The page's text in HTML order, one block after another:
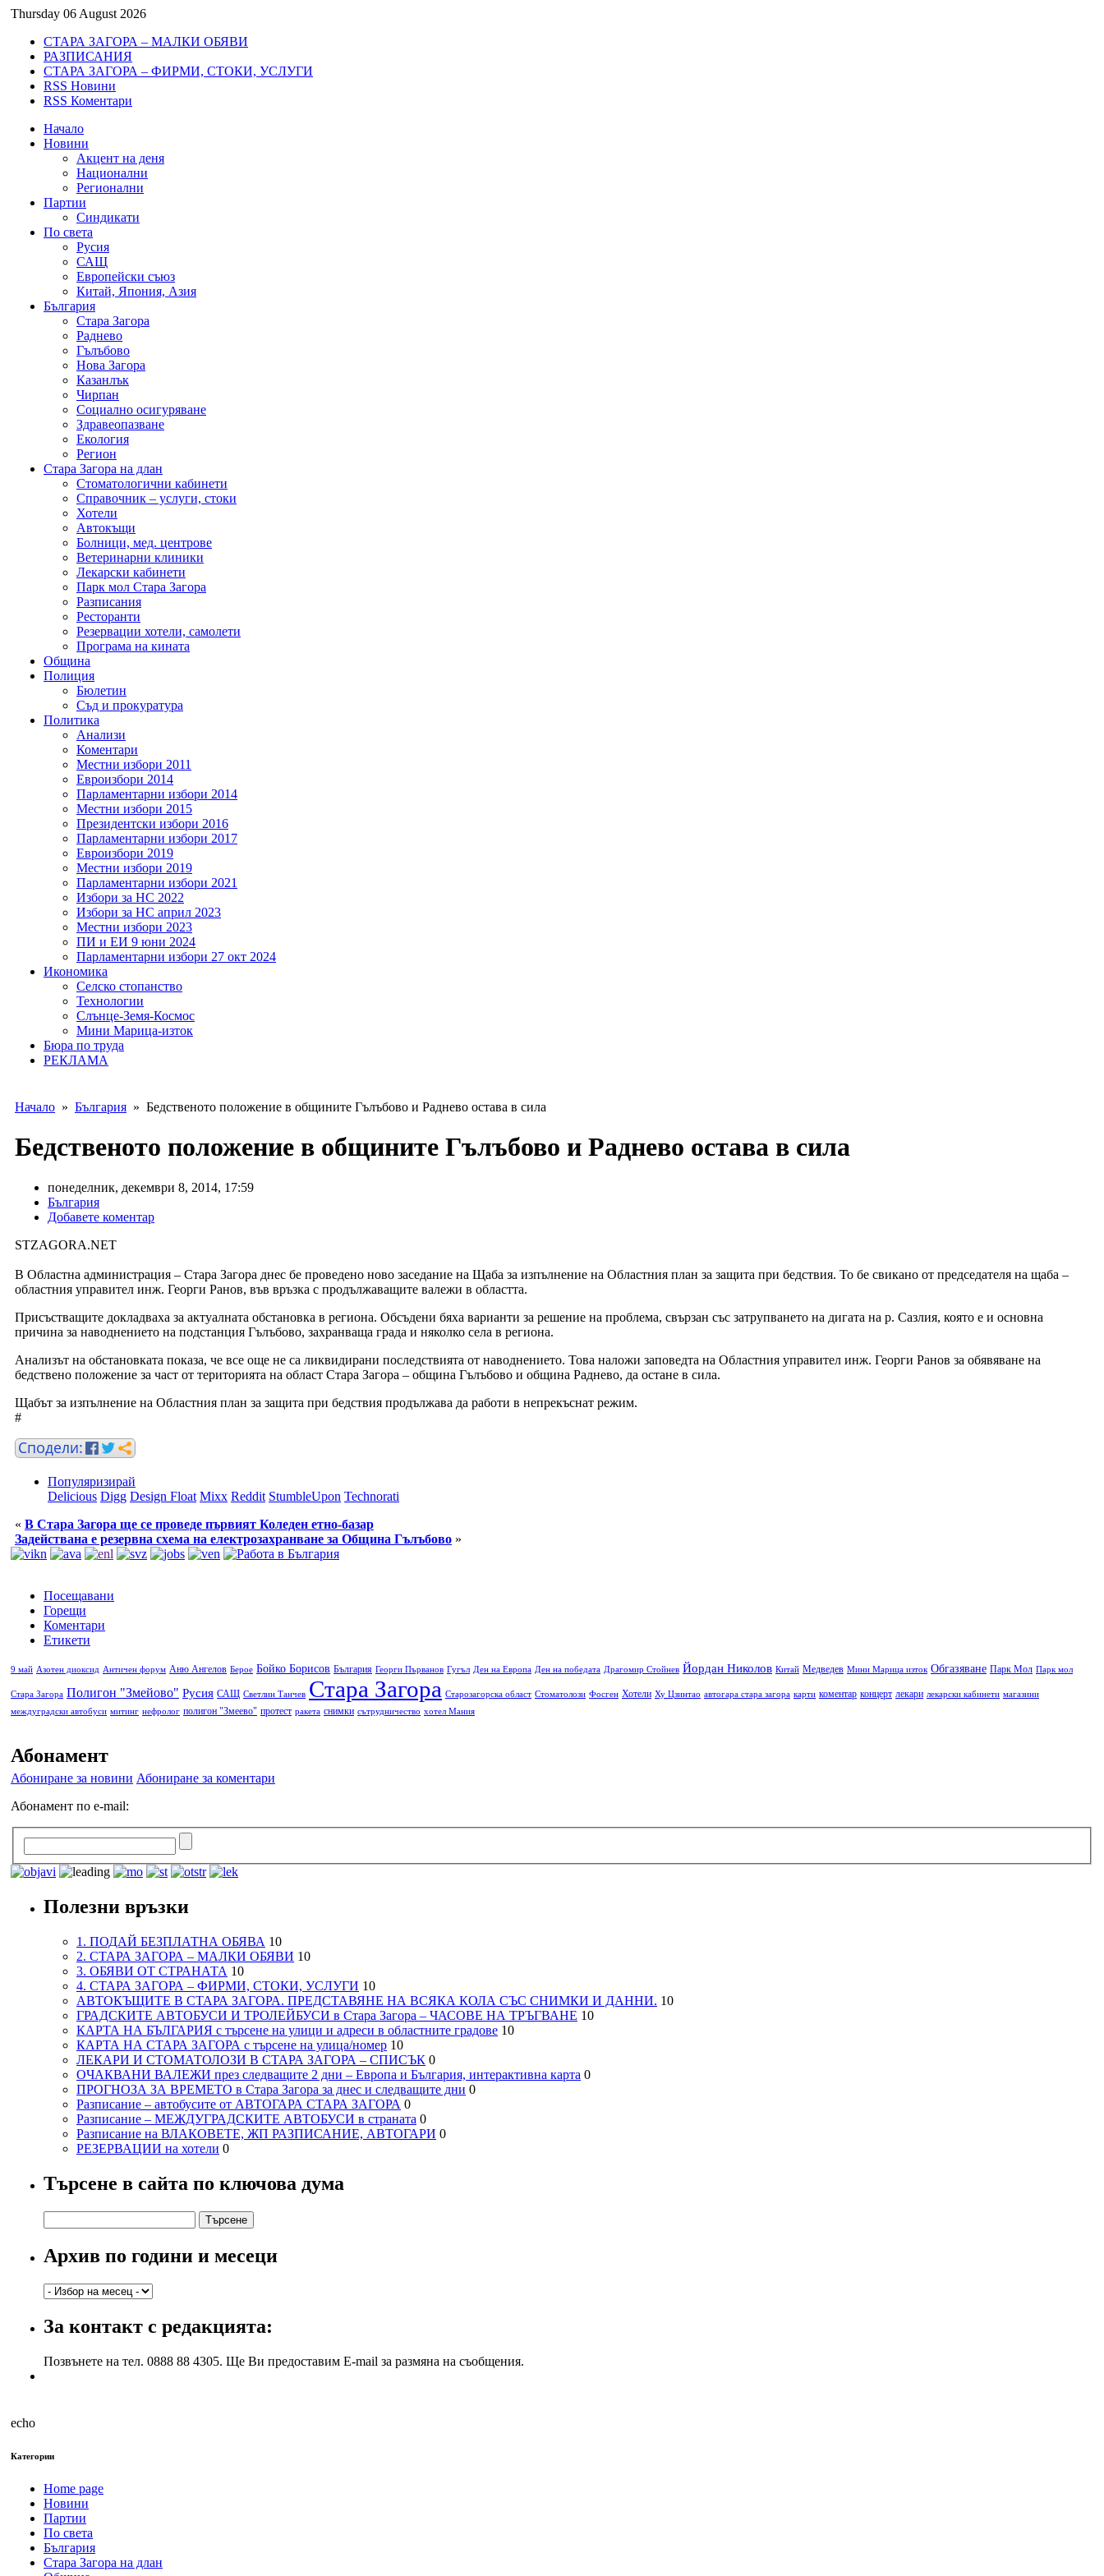
Thursday 06 August 2026
СТАРА ЗАГОРА – МАЛКИ ОБЯВИ
РАЗПИСАНИЯ
СТАРА ЗАГОРА – ФИРМИ, СТОКИ, УСЛУГИ
RSS Новини
RSS Коментари
Начало
Новини
Акцент на деня
Национални
Регионални
Партии
Синдикати
По света
Русия
САЩ
Европейски съюз
Китай, Япония, Азия
България
Стара Загора
Раднево
Гълъбово
Нова Загора
Казанлък
Чирпан
Социално осигуряване
Здравеопазване
Екология
Регион
Стара Загора на длан
Стоматологични кабинети
Справочник – услуги, стоки
Хотели
Автокъщи
Болници, мед. центрове
Ветеринарни клиники
Лекарски кабинети
Парк мол Стара Загора
Разписания
Ресторанти
Резервации хотели, самолети
Програма на кината
Община
Полиция
Бюлетин
Съд и прокуратура
Политика
Анализи
Коментари
Местни избори 2011
Евроизбори 2014
Парламентарни избори 2014
Местни избори 2015
Президентски избори 2016
Парламентарни избори 2017
Евроизбори 2019
Местни избори 2019
Парламентарни избори 2021
Избори за НС 2022
Избори за НС април 2023
Местни избори 2023
ПИ и ЕИ 9 юни 2024
Парламентарни избори 27 окт 2024
Икономика
Селско стопанство
Технологии
Слънце-Земя-Космос
Мини Марица-изток
Бюра по труда
РЕКЛАМА
Начало » България » Бедственото положение в общините Гълъбово и Раднево остава в сила
Бедственото положение в общините Гълъбово и Раднево остава в сила
понеделник, декември 8, 2014, 17:59
България
Добавете коментар
STZAGORA.NEТ
В Областна администрация – Стара Загора днес бе проведено ново заседание на Щаба за изпълнение на Областния план за защита при бедствия. То бе свикано от председателя на щаба –
областния управител инж. Георги Ранов, във връзка с продължаващите валежи в областта.
Присъстващите докладваха за актуалната обстановка в региона. Обсъдени бяха варианти за решение на проблема, свързан със затрупването на дигата на р. Сазлия, която е и основна
причина за наводнението на подстанция Гълъбово, захранваща града и няколко села в региона.
Анализът на обстановката показа, че все още не са ликвидирани последствията от наводнението. Това наложи заповедта на Областния управител инж. Георги Ранов за обявяване на
бедствено положение за част от територията на област Стара Загора – община Гълъбово и община Раднево, да остане в сила.
Щабът за изпълнение на Областния план за защита при бедствия продължава да работи в непрекъснат режим.
#
Популяризирай
Delicious Digg Design Float Mixx Reddit StumbleUpon Technorati
« В Стара Загора ще се проведе първият Коледен етно-базар
Задействана е резервна схема на електрозахранване за Община Гълъбово »
Посещавани
Горещи
Коментари
Етикети
9 май Азотен диоксид Античен форум Аню Ангелов Берое Бойко Борисов България Георги Първанов Гугъл Ден на Европа Ден на победата Драгомир Стойнев Йордан Николов Китай Медведев Мини Марица изток Обгазяване Парк Мол Парк мол
Стара Загора Полигон "Змейово" Русия САЩ Светлин Танчев Стара Загора Старозагорска област Стоматолози Фосген Хотели Ху Цзинтао автогара стара загора карти коментар концерт лекари лекарски кабинети магазини
междуградски автобуси митинг нефролог полигон "Змеево" протест ракета снимки сътрудничество хотел Мания
Абонамент
Абониране за новини Абониране за коментари
Абонамент по e-mail:
Полезни връзки
1. ПОДАЙ БЕЗПЛАТНА ОБЯВА 10
2. СТАРА ЗАГОРА – МАЛКИ ОБЯВИ 10
3. ОБЯВИ ОТ СТРАНАТА 10
4. СТАРА ЗАГОРА – ФИРМИ, СТОКИ, УСЛУГИ 10
АВТОКЪЩИТЕ В СТАРА ЗАГОРА. ПРЕДСТАВЯНЕ НА ВСЯКА КОЛА СЪС СНИМКИ И ДАННИ. 10
ГРАДСКИТЕ АВТОБУСИ И ТРОЛЕЙБУСИ в Стара Загора – ЧАСОВЕ НА ТРЪГВАНЕ 10
КАРТА НА БЪЛГАРИЯ с търсене на улици и адреси в областните градове 10
КАРТА НА СТАРА ЗАГОРА с търсене на улица/номер 10
ЛЕКАРИ И СТОМАТОЛОЗИ В СТАРА ЗАГОРА – СПИСЪК 0
ОЧАКВАНИ ВАЛЕЖИ през следващите 2 дни – Европа и България, интерактивна карта 0
ПРОГНОЗА ЗА ВРЕМЕТО в Стара Загора за днес и следващите дни 0
Разписание – автобусите от АВТОГАРА СТАРА ЗАГОРА 0
Разписание – МЕЖДУГРАДСКИТЕ АВТОБУСИ в страната 0
Разписание на ВЛАКОВЕТЕ, ЖП РАЗПИСАНИЕ, АВТОГАРИ 0
РЕЗЕРВАЦИИ на хотели 0
Търсене в сайта по ключова дума
за:
Архив по години и месеци
Архив
години
и
За контакт с редакцията:
Позвънете на тел. 0888 88 4305. Ще Ви предоставим E-mail за размяна на съобщения.
echo
Категории
Home page
Новини
Партии
По света
България
Стара Загора на длан